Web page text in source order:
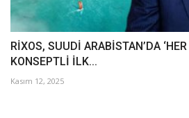
RİXOS, SUUDİ ARABİSTAN’DA
KONSEPTLİ İLK...
Kasım 12, 2025